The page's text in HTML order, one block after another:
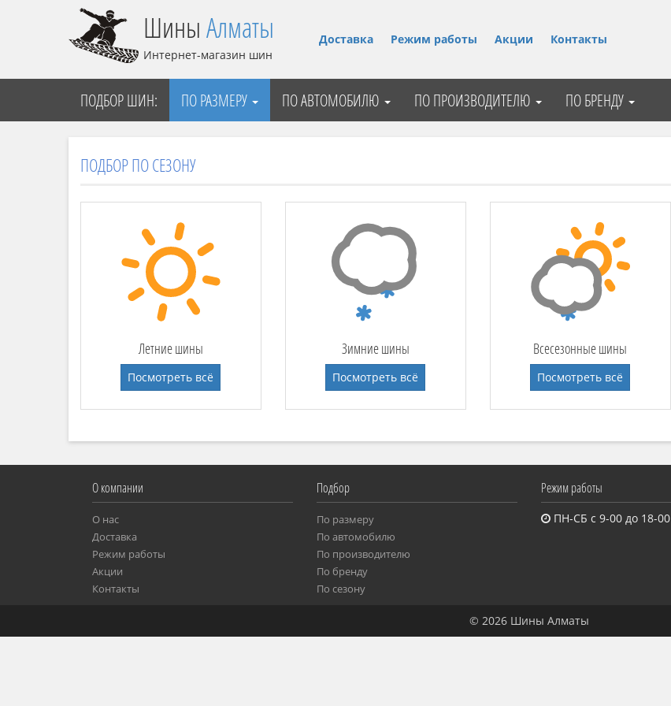
Шины Алматы
Интернет-магазин шин
Доставка Режим работы Акции Контакты
ПОДБОР ШИН: ПО РАЗМЕРУ ПО АВТОМОБИЛЮ ПО ПРОИЗВОДИТЕЛЮ ПО БРЕНДУ
ПОДБОР ПО СЕЗОНУ
Летние шины
Посмотреть всё
Зимние шины
Посмотреть всё
Всесезонные шины
Посмотреть всё
О компании
О нас
Доставка
Режим работы
Акции
Контакты
Подбор
По размеру
Пo автомобилю
По производителю
По бренду
По сезону
Режим работы
ПН-СБ с 9-00 до 18-00
© 2026 Шины Алматы